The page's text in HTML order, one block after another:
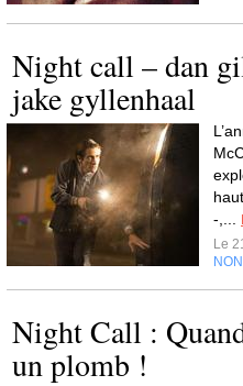
Night call – dan
jake gyllenhaal
-,...
Le
Night Call :
un plomb !